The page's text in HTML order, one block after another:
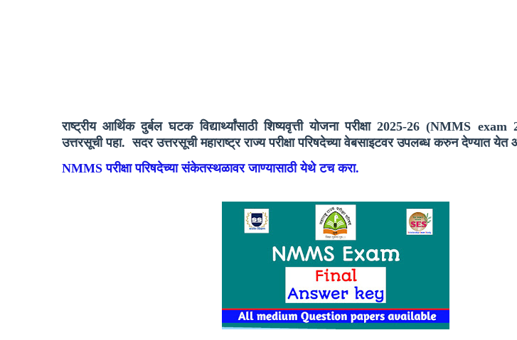
राष्ट्रीय आर्थिक दुर्बल घटक विद्यार्थ्यांसाठी शिष्यवृत्ती योजना परीक्षा 2025-26 (NMMS
उत्तरसूची पहा. सदर उत्तरसूची महाराष्ट्र राज्य परीक्षा परिषदेच्या वेबसाइटवर उपलब्ध करुन देण्यात येत
NMMS परीक्षा परिषदेच्या संकेतस्थळावर जाण्यासाठी येथे टच करा.